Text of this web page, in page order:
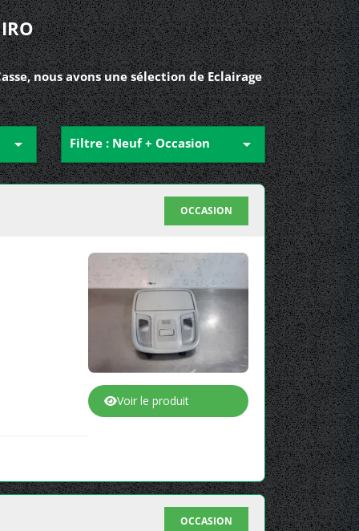
nous avons une sélection de Eclairage
 Filtre : Neuf + Occasion 
OCCASION
Voir le produit
OCCASION